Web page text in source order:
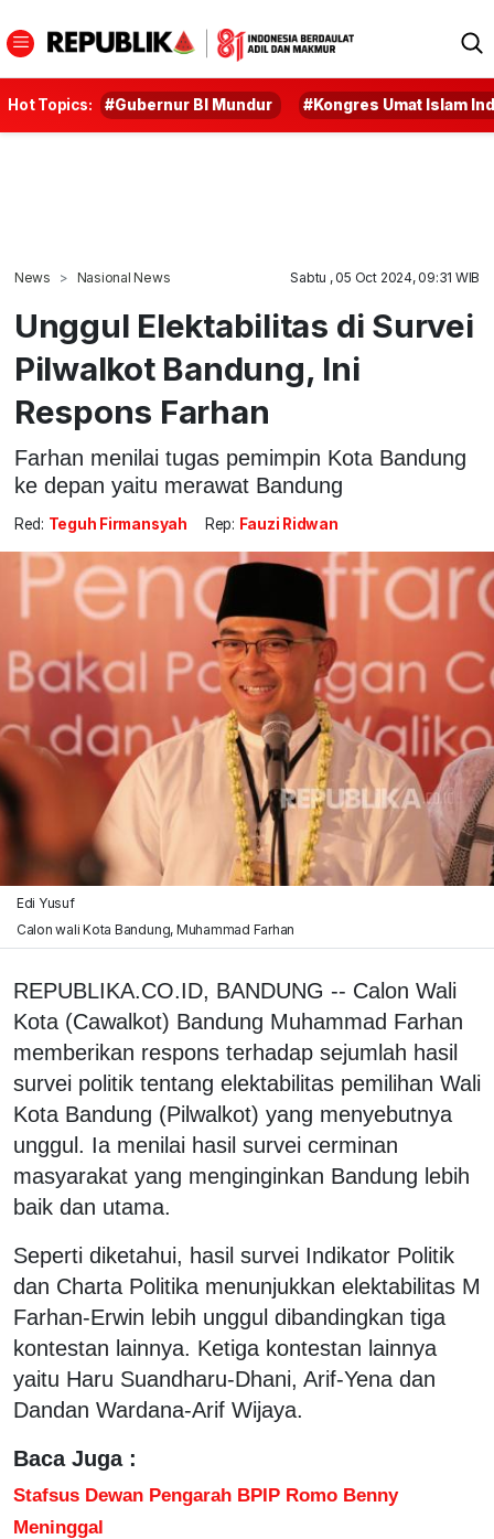
Hot Topics: #Gubernur BI Mundur #Kongres Umat Islam
News Nasional News Sabtu , 05 Oct 2024, 09:31 WIB
Unggul Elektabilitas di Survei
Pilwalkot Bandung, Ini
Respons Farhan
Farhan menilai tugas pemimpin Kota Bandung
ke depan yaitu merawat Bandung
Red: Teguh Firmansyah Rep: Fauzi Ridwan
Edi Yusuf
Calon wali Kota Bandung, Muhammad Farhan
REPUBLIKA.CO.ID, BANDUNG -- Calon Wali
Kota (Cawalkot) Bandung Muhammad Farhan
memberikan respons terhadap sejumlah hasil
survei politik tentang elektabilitas pemilihan Wali
Kota Bandung (Pilwalkot) yang menyebutnya
unggul. Ia menilai hasil survei cerminan
masyarakat yang menginginkan Bandung lebih
baik dan utama.
Seperti diketahui, hasil survei Indikator Politik
dan Charta Politika menunjukkan elektabilitas M
Farhan-Erwin lebih unggul dibandingkan tiga
kontestan lainnya. Ketiga kontestan lainnya
yaitu Haru Suandharu-Dhani, Arif-Yena dan
Dandan Wardana-Arif Wijaya.
Baca Juga :
Stafsus Dewan Pengarah BPIP Romo Benny
Meninggal